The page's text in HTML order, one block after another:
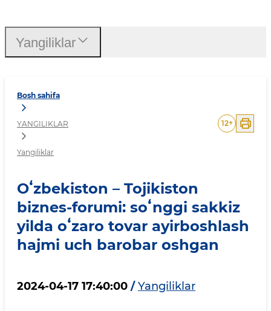
Bosh sahifa
YANGILIKLAR
Yangiliklar
12+
Oʻzbekiston – Tojikiston
biznes-forumi: soʻnggi sakkiz
yilda oʻzaro tovar ayirboshlash
hajmi uch barobar oshgan
2024-04-17 17:40:00 / Yangiliklar
Yangiliklar